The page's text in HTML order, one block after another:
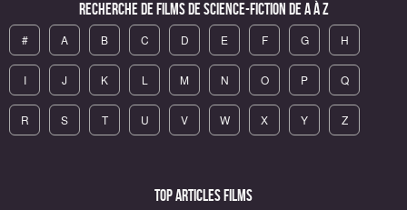
Recherche de Films de science-fiction de A à Z
# A B C D E F G H
I J K L M N O P Q
R S T U V W X Y Z
Top articles Films